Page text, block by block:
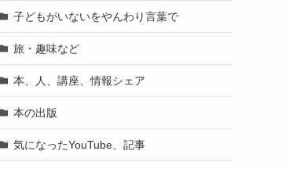
子どもがいないをやんわり言葉で
旅・趣味など
本、人、講座、情報シェア
本の出版
気になったYouTube、記事